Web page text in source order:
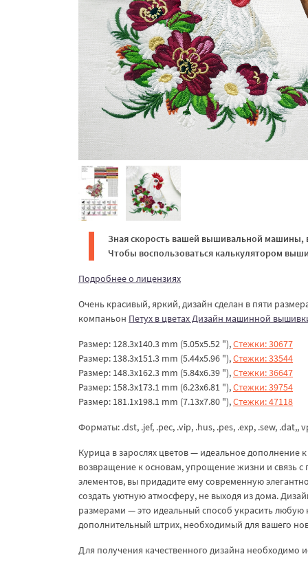
Зная скорость вашей вышивальной машины,
Чтобы воспользоваться калькулятором
Подробнее о лицензиях
Очень красивый, яркий, дизайн сделан в пяти
компаньон Петух в цветах Дизайн машинной
Размер: 128.3x140.3 mm (5.05x5.52 "),Стежки: 30677
Размер: 138.3x151.3 mm (5.44x5.96 "),Стежки: 33544
Размер: 148.3x162.3 mm (5.84x6.39 "),Стежки: 36647
Размер: 158.3x173.1 mm (6.23x6.81 "),Стежки: 39754
Размер: 181.1x198.1 mm (7.13x7.80 "),Стежки: 47118
Форматы: .dst, .jef, .pec, .vip, .hus, .pes, .exp, .sew, .dat,,
Курица в зарослях цветов — идеальное дополнение
возвращение к основам, упрощение жизни и связь
элементов, вы придадите ему современную
создать уютную атмосферу, не выходя из дома.
размерами — это идеальный способ украсить
дополнительный штрих, необходимый для вашего
Для получения качественного дизайна необходимо